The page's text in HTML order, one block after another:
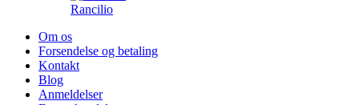
Rancilio
Om os
Forsendelse og betaling
Kontakt
Blog
Anmeldelser